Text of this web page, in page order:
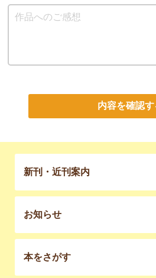
内容を確認す
新刊・近刊案内
お知らせ
本をさがす